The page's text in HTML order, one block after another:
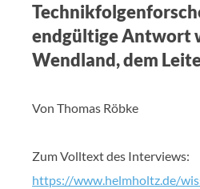
endgültige Antwort
Wendland, dem
Von Thomas Röbke
Zum Volltext des Interviews:
https://www.helmholtz.de/